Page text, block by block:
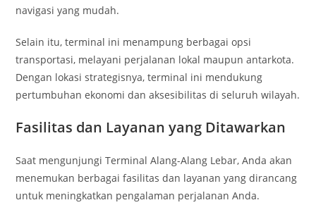
navigasi yang mudah.
Selain itu, terminal ini menampung berbagai opsi
transportasi, melayani perjalanan lokal maupun antarkota.
Dengan lokasi strategisnya, terminal ini mendukung
pertumbuhan ekonomi dan aksesibilitas di seluruh wilayah.
Fasilitas dan Layanan yang Ditawarkan
Saat mengunjungi Terminal Alang-Alang Lebar, Anda akan
menemukan berbagai fasilitas dan layanan yang dirancang
untuk meningkatkan pengalaman perjalanan Anda.